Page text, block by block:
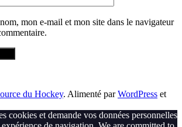
mon e-mail et mon site dans le navigateur
du Hockey. Alimenté parWordPress et
cookies et demande vos données personnelles